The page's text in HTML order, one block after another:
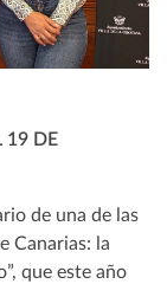
19 DE
de una de las
Canarias: la
que este año